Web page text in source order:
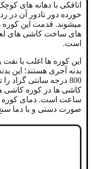
اتاقکی با دهانه های
خورده دور تادور آن در
میشوند. قدمت این کوره
های ساخت کاشی های
است.
این کوره ها اغلب با نفت
بدنه آجری هستند؛ این
800 درجه سانتی
ساعت است. دمای کوره
صورت دستی و با دما